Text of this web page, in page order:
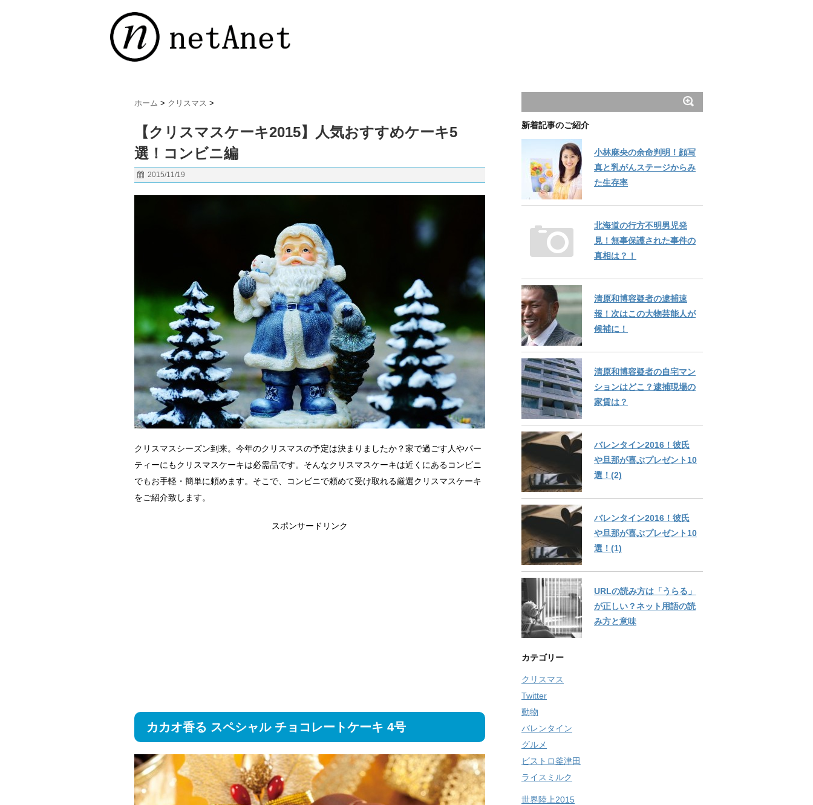
ホーム > クリスマス >
【クリスマスケーキ2015】人気おすすめケーキ5
選！コンビニ編
2015/11/19
クリスマスシーズン到来。今年のクリスマスの予定は決まりましたか？家で過ごす人やパー
ティーにもクリスマスケーキは必需品です。そんなクリスマスケーキは近くにあるコンビニ
でもお手軽・簡単に頼めます。そこで、コンビニで頼めて受け取れる厳選クリスマスケーキ
をご紹介致します。
スポンサードリンク
カカオ香る スペシャル チョコレートケーキ 4号
新着記事のご紹介
小林麻央の余命判明！顔写
真と乳がんステージからみ
た生存率
北海道の行方不明男児発
見！無事保護された事件の
真相は？！
清原和博容疑者の逮捕速
報！次はこの大物芸能人が
候補に！
清原和博容疑者の自宅マン
ションはどこ？逮捕現場の
家賃は？
バレンタイン2016！彼氏
や旦那が喜ぶプレゼント10
選！(2)
バレンタイン2016！彼氏
や旦那が喜ぶプレゼント10
選！(1)
URLの読み方は「うらる」
が正しい？ネット用語の読
み方と意味
カテゴリー
クリスマス
Twitter
動物
バレンタイン
グルメ
ビストロ釜津田
ライスミルク
世界陸上2015